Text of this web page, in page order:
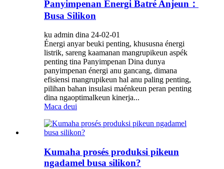
Panyimpenan Énergi Batré Anjeun：
Busa Silikon
ku admin dina 24-02-01
Énergi anyar beuki penting, khususna énergi
listrik, sareng kaamanan mangrupikeun aspék
penting tina Panyimpenan Dina dunya
panyimpenan énergi anu gancang, dimana
efisiensi mangrupikeun hal anu paling penting,
pilihan bahan insulasi maénkeun peran penting
dina ngaoptimalkeun kinerja...
Maca deui
Kumaha prosés produksi pikeun
ngadamel busa silikon?